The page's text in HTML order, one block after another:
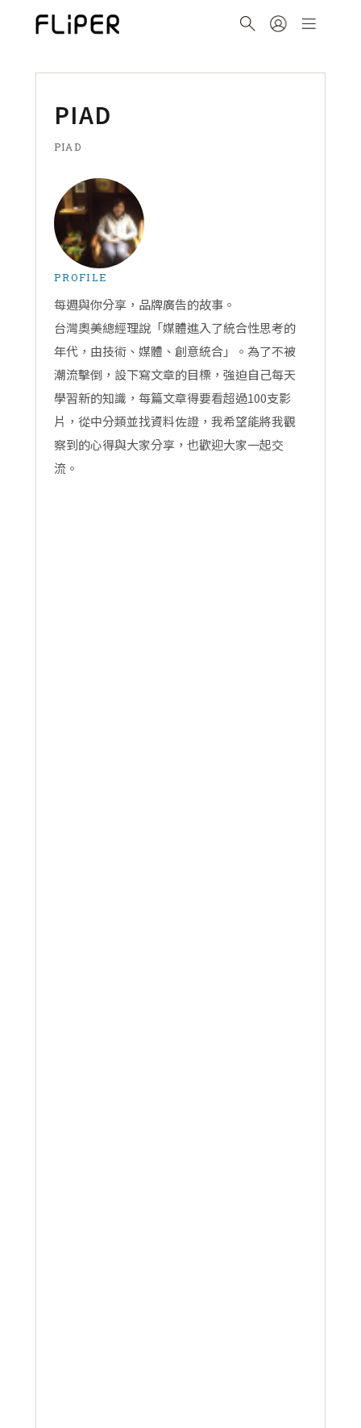
PIAD
PIAD
PROFILE
每週與你分享，品牌廣告的故事。
台灣奧美總經理說「媒體進入了統合性思考的
年代，由技術、媒體、創意統合」。為了不被
潮流擊倒，設下寫文章的目標，強迫自己每天
學習新的知識，每篇文章得要看超過100支影
片，從中分類並找資料佐證，我希望能將我觀
察到的心得與大家分享，也歡迎大家一起交
流。